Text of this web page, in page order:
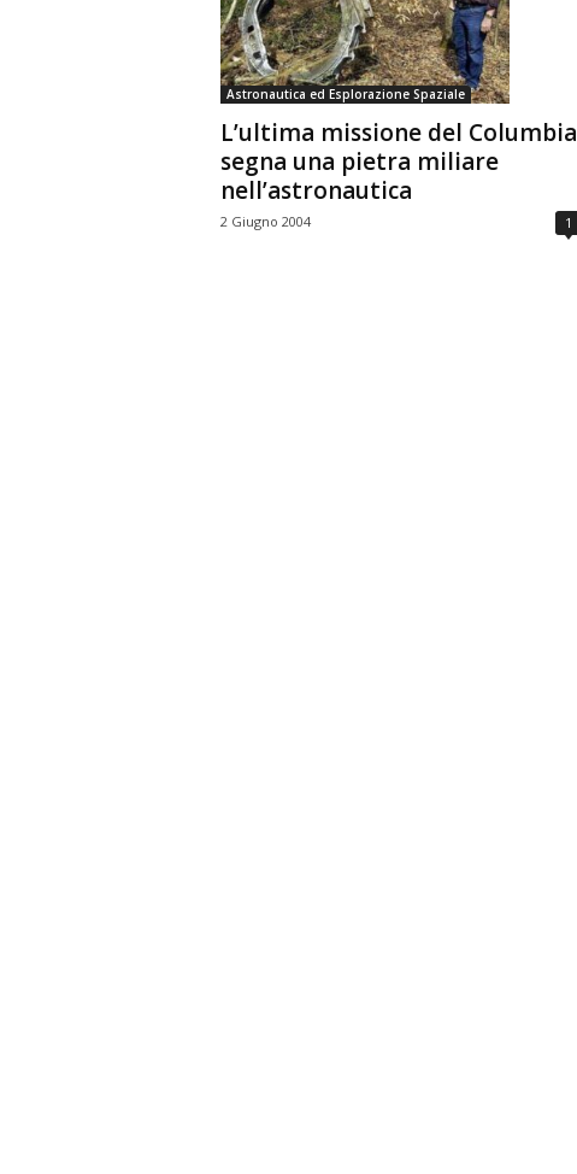
n
o
m
i
a
Astronautica ed Esplorazione Spaziale
L’ultima missione del Columbia
segna una pietra miliare
nell’astronautica
2 Giugno 2004 1